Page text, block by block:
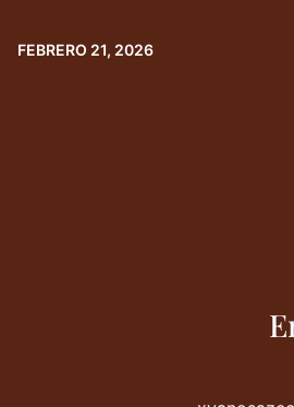
FEBRERO 21, 2026